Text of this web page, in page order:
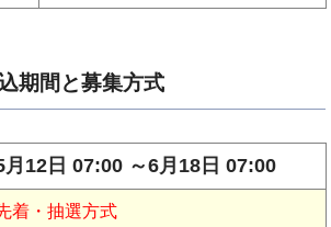
期間と募集方式
月12日 07:00 ～6月18日 07:00
着・抽選方式